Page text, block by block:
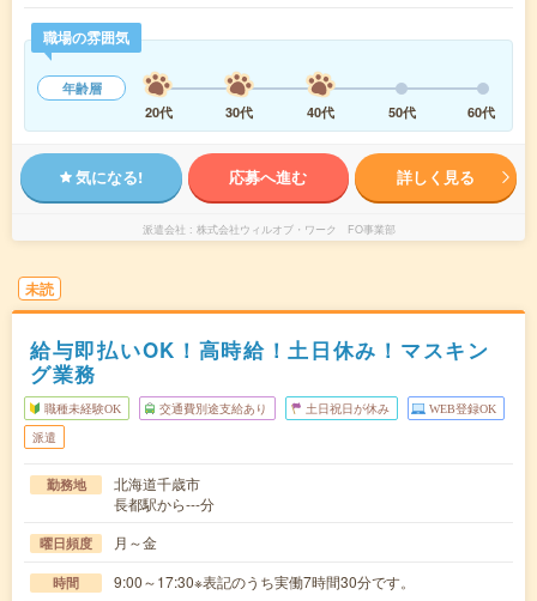
職場の雰囲気
年齢層
20代
30代 40代 50代 60代
気になる! 応募へ進む 詳しく見る
派遣会社 株式会社ウィルオブ・ワーク FO事業部
未読
給与即払いOK！高時給！土日休み！マスキン
グ業務
職種未経験OK 交通費別途支給あり 土日祝日が休み WEB登録OK
派遣
勤務地
北海道千歳市
長都駅から---分
曜日頻度 月～金
時間 9:00～17:30※表記のうち実働7時間30分です。